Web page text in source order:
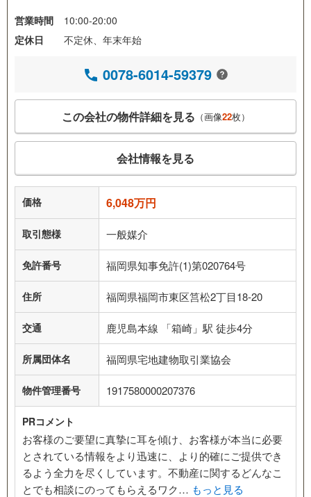
営業時間
10:00-20:00
定休日
不定休、年末年始
0078-6014-59379
この会社の物件詳細を見る （画像22枚）
会社情報を見る
価格 6,048万円
取引態様 一般媒介
免許番号 福岡県知事免許(1)第020764号
住所 福岡県福岡市東区筥松2丁目18-20
交通 鹿児島本線 「箱崎」駅 徒歩4分
所属団体名 福岡県宅地建物取引業協会
物件管理番号 1917580000207376
PRコメント
お客様のご要望に真摯に耳を傾け、お客様が本当に必要
とされている情報をより迅速に、より的確にご提供でき
るよう全力を尽くしています。不動産に関するどんなこ
とでも相談にのってもらえるワク… もっと見る